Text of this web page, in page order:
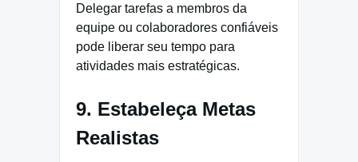
Delegar tarefas a membros da
equipe ou colaboradores confiáveis
pode liberar seu tempo para
atividades mais estratégicas.
9. Estabeleça Metas
Realistas